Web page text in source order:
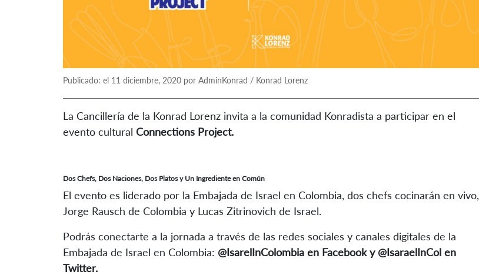
Publicado: el 11 diciembre, 2020 por AdminKonrad / Konrad Lorenz
La Cancillería de la Konrad Lorenz invita a la comunidad Konradista a participar en el
evento cultural Connections Project.
Dos Chefs, Dos Naciones, Dos Platos y Un Ingrediente en Común
El evento es liderado por la Embajada de Israel en Colombia, dos chefs cocinarán en vivo,
Jorge Rausch de Colombia y Lucas Zitrinovich de Israel.
Podrás conectarte a la jornada a través de las redes sociales y canales digitales de la
Embajada de Israel en Colombia: @IsarelInColombia en Facebook y @IsaraelInCol en
Twitter.